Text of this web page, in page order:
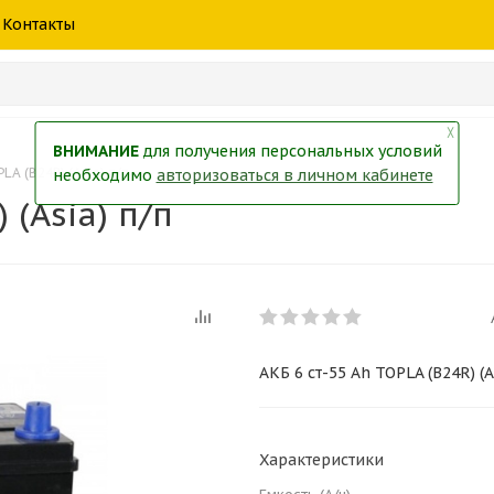
Контакты
(B24R) (Asia) п/п
(Asia) п/п
АКБ 6 ст-55 Ah TOPLA (B24R)
Характеристики
╳
ВНИМАНИЕдля получения персональных условий
необходимо авторизоваться в личном кабинете